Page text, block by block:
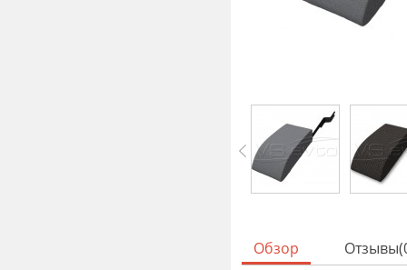
Обзор